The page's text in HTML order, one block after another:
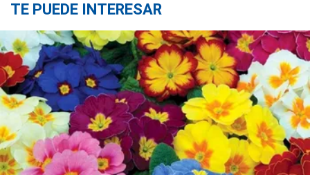
TE PUEDE INTERESAR